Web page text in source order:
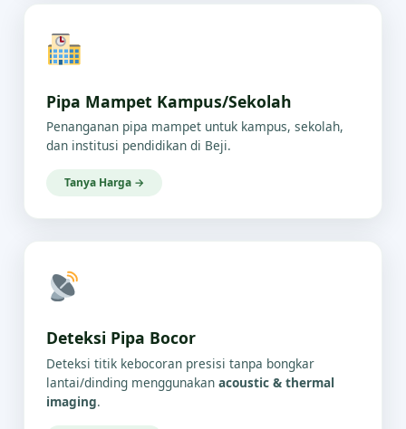
Pipa Mampet Kampus/Sekolah
Penanganan pipa mampet untuk kampus, sekolah,
dan institusi pendidikan di Beji.
Tanya Harga →
Deteksi Pipa Bocor
Deteksi titik kebocoran presisi tanpa bongkar
lantai/dinding menggunakan acoustic & thermal
imaging.